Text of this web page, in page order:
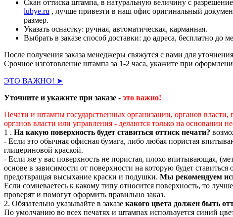
Скан оттиска штампа, в натуральную величину с
lubye.ru , лучше привезти в наш офис оригинальный
размер.
Указать оснастку: ручная, автоматическая, карманная.
Выбрать в заказе способ доставки: до адреса, бесплатно до
После получения заказа менеджеры свяжутся с вами для
Срочное изготовление штампа за 1-2 часа, укажите при
ЭТО ВАЖНО! ➤
Уточните и укажите при заказе - это важно!
Печати и штампы государственных организации, органов
органов власти или управления - делаются только на основании
1 . На какую поверхность будет ставиться оттиск печати?
- Если это обычная офисная бумага, либо любая пористая
глицериновой краской.
- Если же у вас поверхность не пористая, плохо впитывающая,
основе в зависимости от поверхности на которую будет
предотвращая высыхание краски и подушки. Мы рекомендуем
Если сомневаетесь к какому типу относится поверхность, то
проверят и помогут оформить правильно заказ.
2. Обязательно указывайте в заказе какого цвета должен быть
По умолчанию во всех печатях и штампах используется синий